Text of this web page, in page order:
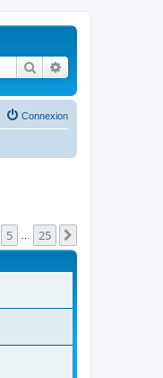
Rechercher
Connexion
5 25